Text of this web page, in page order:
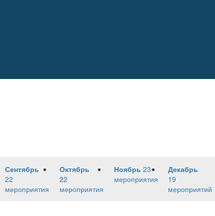
Сентябрь
22
мероприятия
Октябрь
22
мероприятия
Ноябрь 23
мероприятия
Декабрь
19
мероприятий